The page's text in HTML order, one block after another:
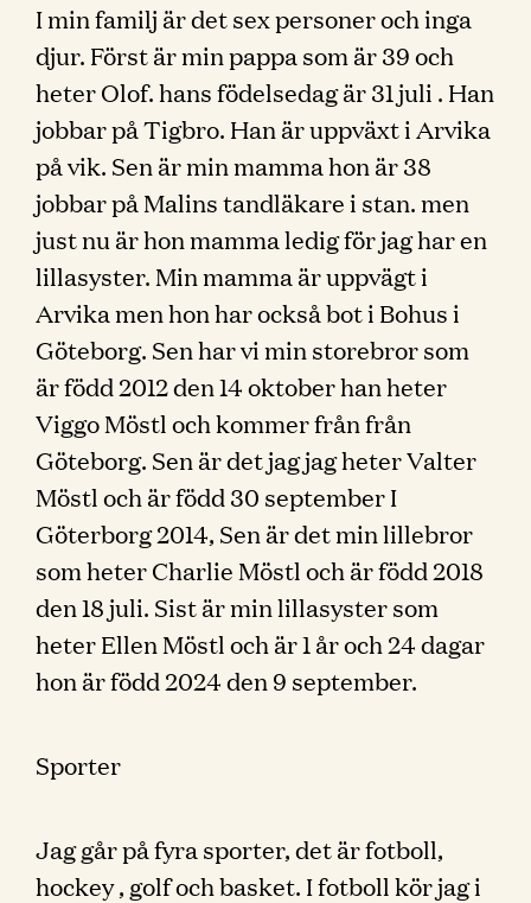
I min familj är det sex personer och inga
djur. Först är min pappa som är 39 och
heter Olof. hans födelsedag är 31 juli . Han
jobbar på Tigbro. Han är uppväxt i Arvika
på vik. Sen är min mamma hon är 38
jobbar på Malins tandläkare i stan. men
just nu är hon mamma ledig för jag har en
lillasyster. Min mamma är uppvägt i
Arvika men hon har också bot i Bohus i
Göteborg. Sen har vi min storebror som
är född 2012 den 14 oktober han heter
Viggo Möstl och kommer från från
Göteborg. Sen är det jag jag heter Valter
Möstl och är född 30 september I
Göterborg 2014, Sen är det min lillebror
som heter Charlie Möstl och är född 2018
den 18 juli. Sist är min lillasyster som
heter Ellen Möstl och är 1 år och 24 dagar
hon är född 2024 den 9 september.
Sporter
Jag går på fyra sporter, det är fotboll,
hockey , golf och basket. I fotboll kör jag i